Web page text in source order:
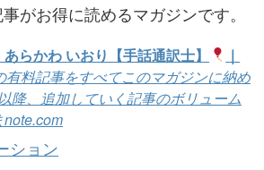
がお得に読めるマガジンです。
らかわ いおり【手話通訳士】
｜
有料記事をすべてこのマガジンに納め
降、追加していく記事のボリューム
note.com
ション